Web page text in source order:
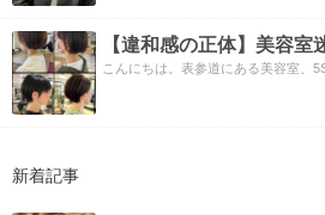
【違和感の正体】美容室
こんにちは。表参道にある美容室、
新着記事